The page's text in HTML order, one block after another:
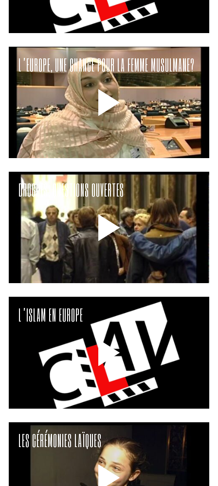
L’EUROPE, UNE CHANCE POUR LA FEMME MUSULMANE?
DROGUES, QUESTIONS OUVERTES
L’ISLAM EN EUROPE
LES CÉRÉMONIES LAÏQUES